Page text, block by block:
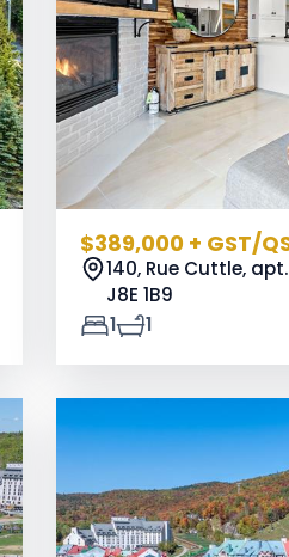
$389,000 + GST/
140, Rue Cuttle,
J8E 1B9
1
1